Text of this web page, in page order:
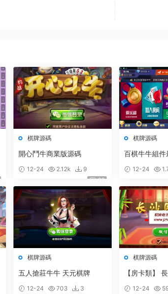
棋牌源碼
開心鬥牛商業版源碼
12-24 2.12k
9
88
棋牌源碼
百棋牛牛組件
下載
12-24
棋牌源碼
五人搶莊牛牛 天元棋牌
12-24 703 3
棋牌源碼
【房卡類】
12-24